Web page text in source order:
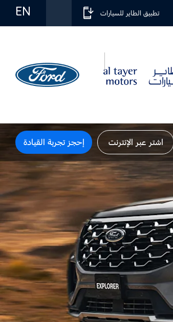
EN تطبيق الطاير للسيارات
إحجز تجربة القيادة اشتر عبر الإنترنت